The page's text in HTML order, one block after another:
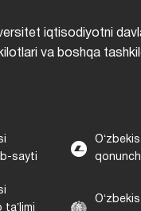
iqtisodiyotni
va boshqa
sayti